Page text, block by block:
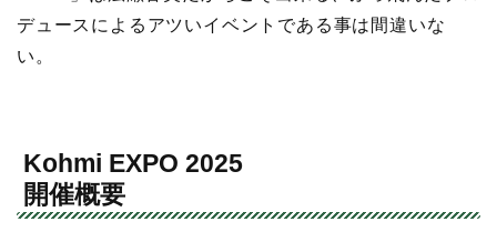
デュースによるアツいイベントである事は間違いな
い。
Kohmi EXPO 2025
開催概要